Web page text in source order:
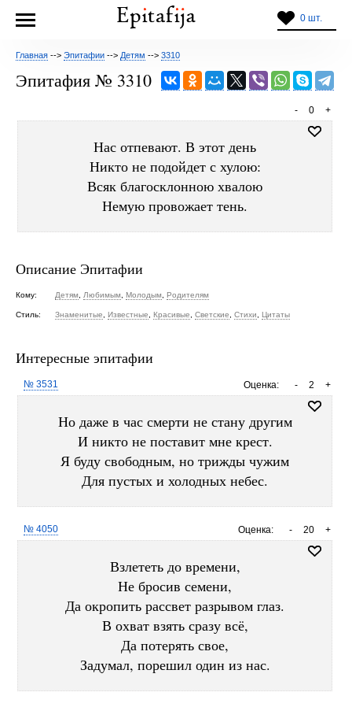
0 шт.
Главная --> Эпитафии --> Детям --> 3310
Эпитафия № 3310
+
0
-
Нас отпевают. В этот день
Никто не подойдет с хулою:
Всяк благосклонною хвалою
Немую провожает тень.
Описание Эпитафии
Кому: Детям Любимым Молодым Родителям
Стиль: Знаменитые Известные Красивые Светские Стихи Цитаты
Интересные эпитафии
Оценка: +
2
-
№ 3531
Но даже в час смерти не стану другим
И никто не поставит мне крест.
Я буду свободным, но трижды чужим
Для пустых и холодных небес.
Оценка: +
20
-
№ 4050
Взлететь до времени,
Не бросив семени,
Да окропить рассвет разрывом глаз.
В охват взять сразу всё,
Да потерять свое,
Задумал, порешил один из нас.